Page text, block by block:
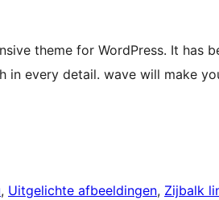
theme for WordPress. It has
in every detail. wave will make
, Uitgelichte afbeeldingen, Zijbalk